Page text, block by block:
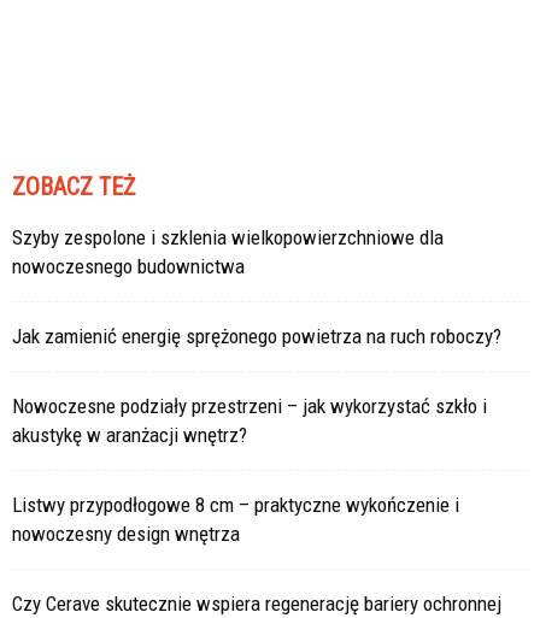
ZOBACZ TEŻ
Szyby zespolone i szklenia wielkopowierzchniowe dla
nowoczesnego budownictwa
Jak zamienić energię sprężonego powietrza na ruch roboczy?
Nowoczesne podziały przestrzeni – jak wykorzystać szkło i
akustykę w aranżacji wnętrz?
Listwy przypodłogowe 8 cm – praktyczne wykończenie i
nowoczesny design wnętrza
Czy Cerave skutecznie wspiera regenerację bariery ochronnej